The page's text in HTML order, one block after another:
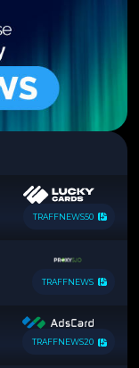
TRAFFNEWS50
TRAFFNEWS
TRAFFNEWS20